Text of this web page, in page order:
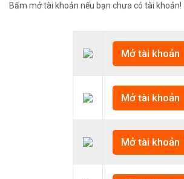
Bấm mở tài khoản nếu bạn chưa có tài khoản!
Mở tài khoản
Mở tài khoản
Mở tài khoản